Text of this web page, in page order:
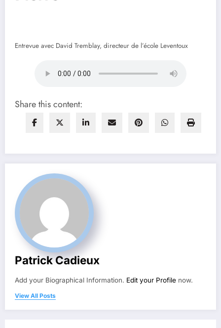
Entrevue avec David Tremblay, directeur de l’école Leventoux
Share this content:
Patrick Cadieux
Add your Biographical Information. Edit your Profile now.
View All Posts